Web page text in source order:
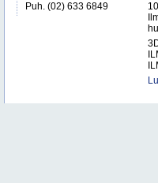
Puh. (02) 633 6849